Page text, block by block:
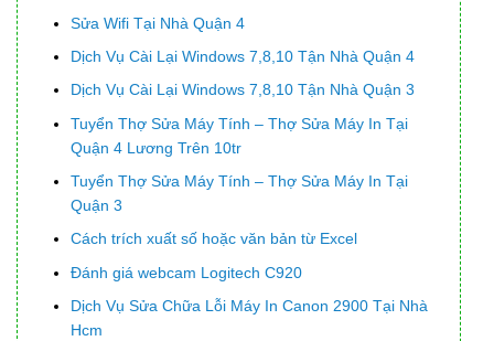
Sửa Wifi Tại Nhà Quận 4
Dịch Vụ Cài Lại Windows 7,8,10 Tận Nhà Quận 4
Dịch Vụ Cài Lại Windows 7,8,10 Tận Nhà Quận 3
Tuyển Thợ Sửa Máy Tính – Thợ Sửa Máy In Tại
Quận 4 Lương Trên 10tr
Tuyển Thợ Sửa Máy Tính – Thợ Sửa Máy In Tại
Quận 3
Cách trích xuất số hoặc văn bản từ Excel
Đánh giá webcam Logitech C920
Dịch Vụ Sửa Chữa Lỗi Máy In Canon 2900 Tại Nhà
Hcm